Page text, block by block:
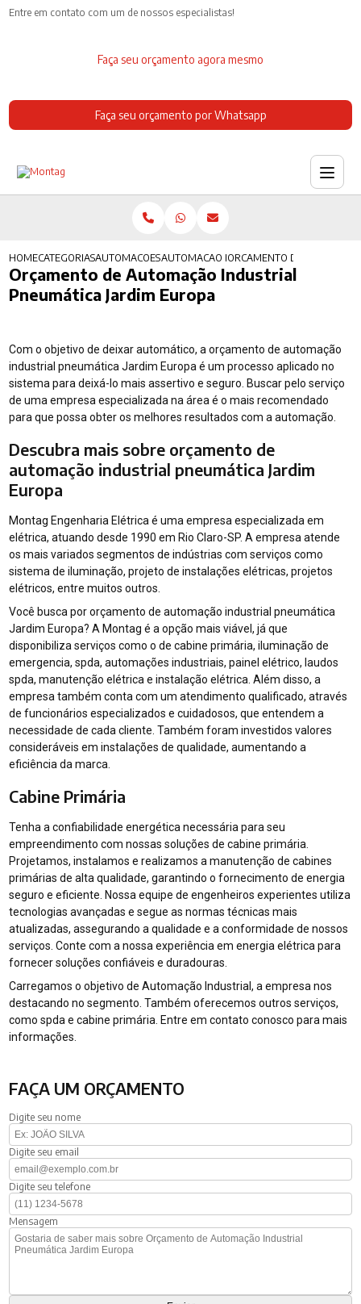
Entre em contato com um de nossos especialistas!
Faça seu orçamento agora mesmo
Faça seu orçamento por Whatsapp
HOMECATEGORIASAUTOMACOES INDUSTRIAISAUTOMACAO INDUSTRIAL ROBOTICA
ORCAMENTO DE
Orçamento de Automação Industrial
Pneumática Jardim Europa
Com o objetivo de deixar automático, a orçamento de automação
industrial pneumática Jardim Europa é um processo aplicado no
sistema para deixá-lo mais assertivo e seguro. Buscar pelo serviço
de uma empresa especializada na área é o mais recomendado
para que possa obter os melhores resultados com a automação.
Descubra mais sobre orçamento de
automação industrial pneumática Jardim
Europa
Montag Engenharia Elétrica é uma empresa especializada em
elétrica, atuando desde 1990 em Rio Claro-SP. A empresa atende
os mais variados segmentos de indústrias com serviços como
sistema de iluminação, projeto de instalações elétricas, projetos
elétricos, entre muitos outros.
Você busca por orçamento de automação industrial pneumática
Jardim Europa? A Montag é a opção mais viável, já que
disponibiliza serviços como o de cabine primária, iluminação de
emergencia, spda, automações industriais, painel elétrico, laudos
spda, manutenção elétrica e instalação elétrica. Além disso, a
empresa também conta com um atendimento qualificado, através
de funcionários especializados e cuidadosos, que entendem a
necessidade de cada cliente. Também foram investidos valores
consideráveis em instalações de qualidade, aumentando a
eficiência da marca.
Cabine Primária
Tenha a confiabilidade energética necessária para seu
empreendimento com nossas soluções de cabine primária.
Projetamos, instalamos e realizamos a manutenção de cabines
primárias de alta qualidade, garantindo o fornecimento de energia
seguro e eficiente. Nossa equipe de engenheiros experientes utiliza
tecnologias avançadas e segue as normas técnicas mais
atualizadas, assegurando a qualidade e a conformidade de nossos
serviços. Conte com a nossa experiência em energia elétrica para
fornecer soluções confiáveis e duradouras.
Carregamos o objetivo de Automação Industrial, a empresa nos
destacando no segmento. Também oferecemos outros serviços,
como spda e cabine primária. Entre em contato conosco para mais
informações.
FAÇA UM ORÇAMENTO
Digite seu nome
Digite seu email
Digite seu telefone
Mensagem